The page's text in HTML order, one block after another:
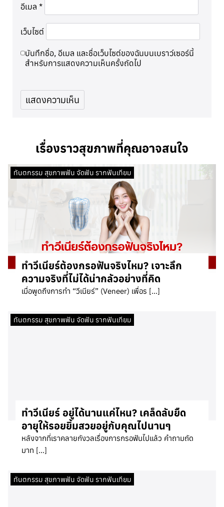
อีเมล *
เว็บไซต์
บันทึกชื่อ, อีเมล และชื่อเว็บไซต์ของฉันบนเบราว์เซอร์นี้
สำหรับการแสดงความเห็นครั้งถัดไป
เรื่องราวสุขภาพที่คุณอาจสนใจ
ทันตกรรม สุขภาพฟัน จัดฟัน รากฟันเทียม
ทำวีเนียร์ต้องกรอฟันจริงไหม? เจาะลึก
ความจริงที่ไม่ได้น่ากลัวอย่างที่คิด
เมื่อพูดถึงการทำ “วีเนียร์” (Veneer) เพื่อร […]
ทันตกรรม สุขภาพฟัน จัดฟัน รากฟันเทียม
ทำวีเนียร์ อยู่ได้นานแค่ไหน? เคล็ดลับยืด
อายุให้รอยยิ้มสวยอยู่กับคุณไปนานๆ
หลังจากที่เราคลายกังวลเรื่องการกรอฟันไปแล้ว คำถามถัด
มาท […]
ทันตกรรม สุขภาพฟัน จัดฟัน รากฟันเทียม